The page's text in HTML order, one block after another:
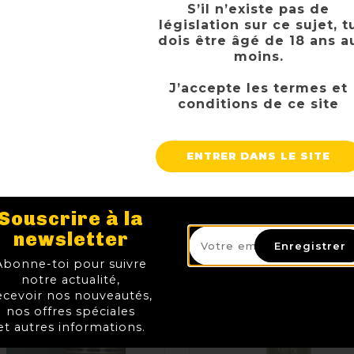
S’il n’existe pas de
législation sur ce sujet,
dois être âgé de 18 ans
moins.
J’accepte les termes et
conditions de ce site
ENTRER DANS LE SITE
à la
newsletter
toi pour suivre
notre actualité,
nos nouveautés,
nos offres spéciales
autres informations.
Enregistrer